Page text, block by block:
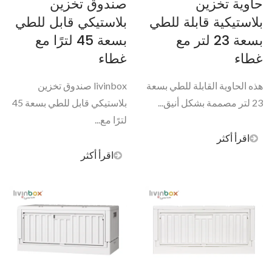
حاوية تخزين
بلاستيكية قابلة للطي
بسعة 23 لتر مع
غطاء
هذه الحاوية القابلة للطي بسعة
23 لتر مصممة بشكل أنيق...
اقرأ أكثر
صندوق تخزين
بلاستيكي قابل للطي
بسعة 45 لترًا مع
غطاء
livinbox صندوق تخزين
بلاستيكي قابل للطي بسعة 45
لترًا مع...
اقرأ أكثر